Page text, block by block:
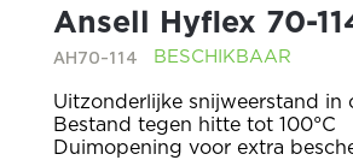
Ansell Hyflex 70-
AH70-114 BESCHIKBAAR
Uitzonderlijke snijweerstand in
Bestand tegen hitte tot 100°C
Duimopening voor extra